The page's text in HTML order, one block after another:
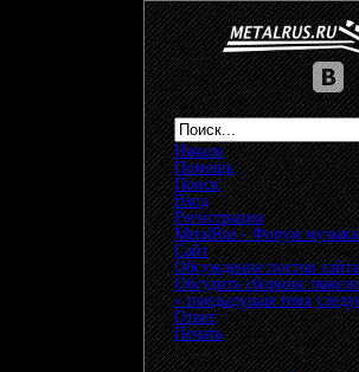
Начало
Помощь
Поиск
Вход
Регистрация
MetalRus - Форум
Сайт»
Обсуждение постов сайта
Обсудить сборник
« предыдущая тема
Ответ
Печать